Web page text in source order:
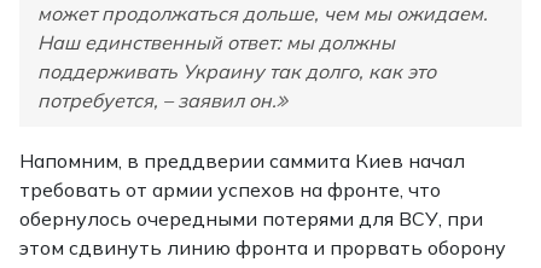
может продолжаться дольше, чем мы ожидаем.
Наш единственный ответ: мы должны
поддерживать Украину так долго, как это
потребуется, – заявил он.
Напомним, в преддверии саммита Киев начал
требовать от армии успехов на фронте, что
обернулось очередными потерями для ВСУ, при
этом сдвинуть линию фронта и прорвать оборону